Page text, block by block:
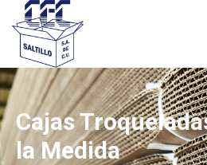
Cajas
la Medida